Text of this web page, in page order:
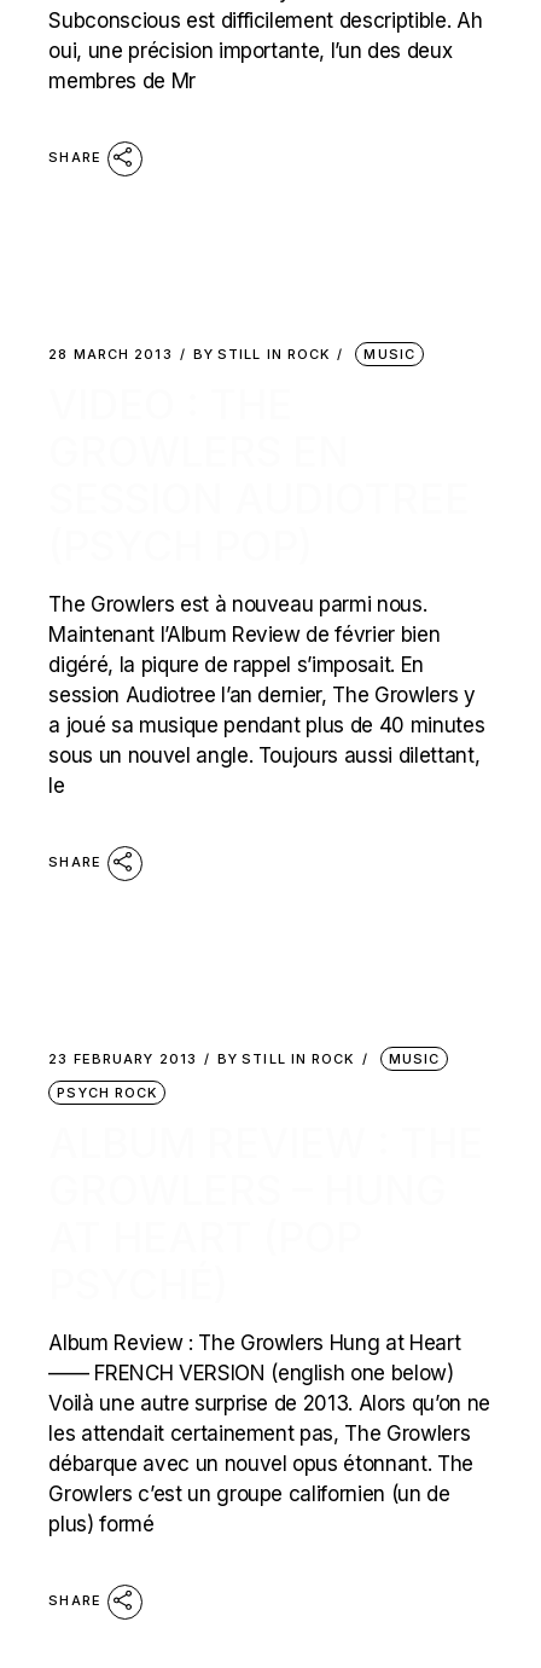
Subconscious est difficilement descriptible. Ah
oui, une précision importante, l’un des deux
membres de Mr
SHARE
28 MARCH 2013 BY STILL IN ROCK MUSIC
The Growlers est à nouveau parmi nous.
Maintenant l’Album Review de février bien
digéré, la piqure de rappel s’imposait. En
session Audiotree l’an dernier, The Growlers y
a joué sa musique pendant plus de 40 minutes
sous un nouvel angle. Toujours aussi dilettant,
le
SHARE
23 FEBRUARY 2013 BY STILL IN ROCK
MUSIC
PSYCH ROCK
Album Review : The Growlers Hung at Heart
—— FRENCH VERSION (english one below)
Voilà une autre surprise de 2013. Alors qu’on ne
les attendait certainement pas, The Growlers
débarque avec un nouvel opus étonnant. The
Growlers c’est un groupe californien (un de
plus) formé
SHARE